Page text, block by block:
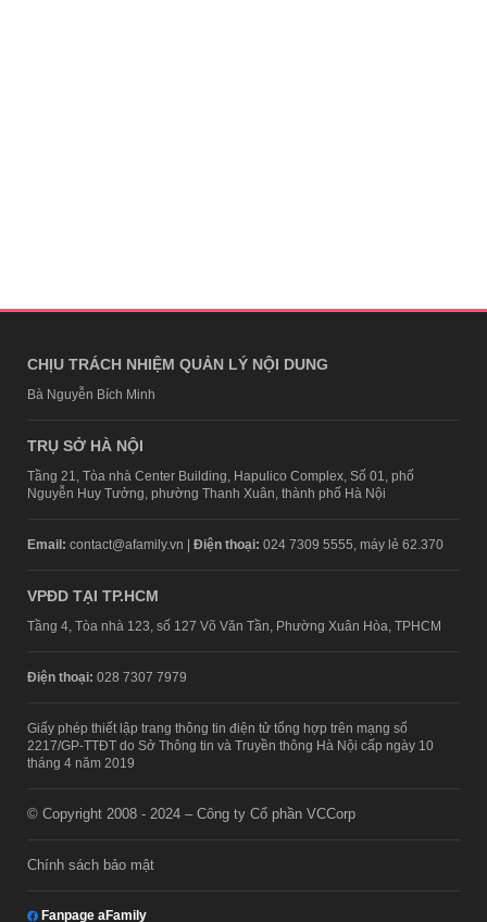
CHỊU TRÁCH NHIỆM QUẢN LÝ NỘI DUNG
Bà Nguyễn Bích Minh
TRỤ SỞ HÀ NỘI
Tầng 21, Tòa nhà Center Building, Hapulico Complex, Số 01, phố
Nguyễn Huy Tưởng, phường Thanh Xuân, thành phố Hà Nội
Email: contact@afamily.vn | Điện thoại: 024 7309 5555, máy lẻ 62.370
VPĐD TẠI TP.HCM
Tầng 4, Tòa nhà 123, số 127 Võ Văn Tần, Phường Xuân Hòa, TPHCM
Điện thoại: 028 7307 7979
Giấy phép thiết lập trang thông tin điện tử tổng hợp trên mạng số
2217/GP-TTĐT do Sở Thông tin và Truyền thông Hà Nội cấp ngày 10
tháng 4 năm 2019
© Copyright 2008 - 2024 – Công ty Cổ phần VCCorp
Chính sách bảo mật
Fanpage aFamily